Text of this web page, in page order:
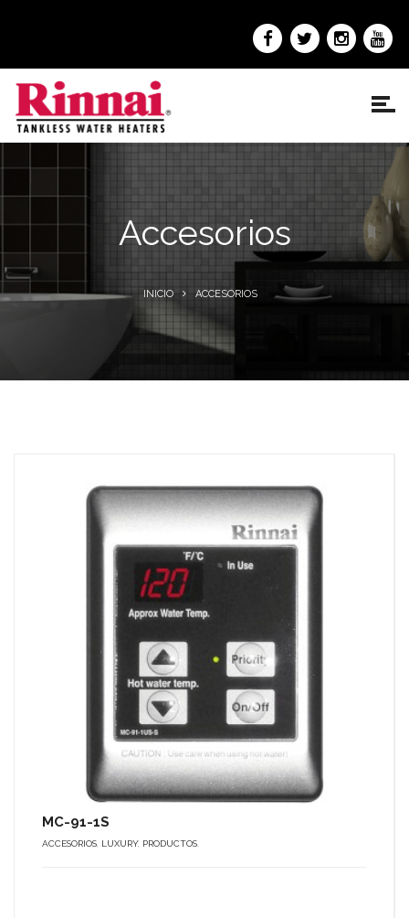
Accesorios
INICIO ACCESORIOS
MC-91-1S
ACCESORIOS, LUXURY, PRODUCTOS.